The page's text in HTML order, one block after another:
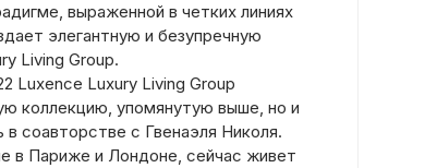
выраженной в четких линиях
элегантную и безупречную
Living Group.
Luxence Luxury Living Group
коллекцию, упомянутую выше, но и
соавторстве с Гвенаэля Николя.
в Париже и Лондоне, сейчас живет